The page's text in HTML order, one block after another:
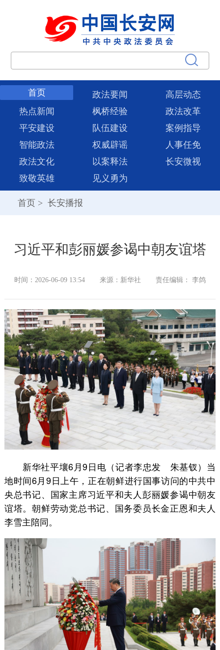
首页 政法要闻
高层动态
热点新闻
枫桥经验
政法改革
平安建设
队伍建设
案例指导
智能政法
权威辟谣
人事任免
政法文化
以案释法
长安微视
致敬英雄
见义勇为
首页 > 长安播报
习近平和彭丽媛参谒中朝友谊塔
时间：2026-06-09 13:54 来源：新华社 责任编辑： 李鸽
新华社平壤6月9日电（记者李忠发 朱基钗）当
地时间6月9日上午，正在朝鲜进行国事访问的中共中
央总书记、国家主席习近平和夫人彭丽媛参谒中朝友
谊塔。朝鲜劳动党总书记、国务委员长金正恩和夫人
李雪主陪同。